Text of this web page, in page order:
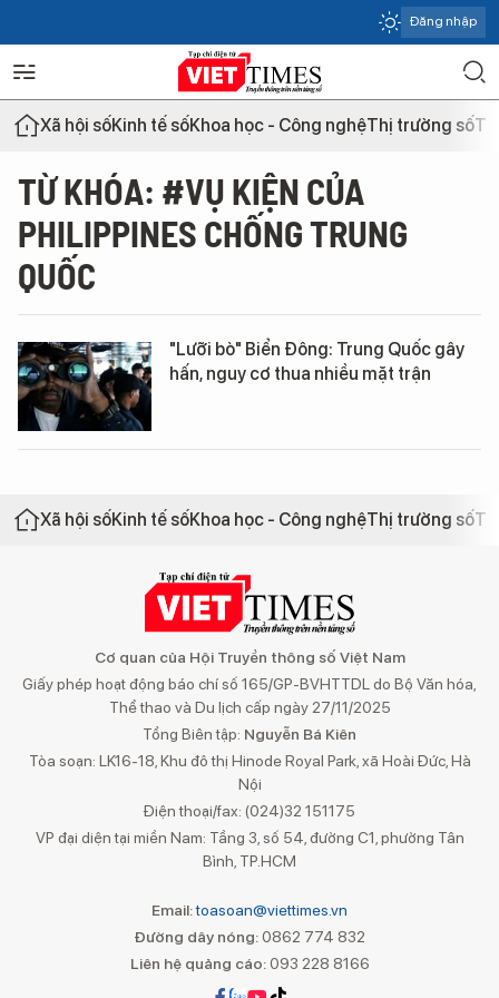
Đăng nhập
Xã hội sốKinh tế sốKhoa học - Công nghệThị trường số
TỪ KHÓA: #VỤ KIỆN CỦA
PHILIPPINES CHỐNG TRUNG
QUỐC
"Lưỡi bò" Biển Đông: Trung Quốc gây
hấn, nguy cơ thua nhiều mặt trận
Xã hội sốKinh tế sốKhoa học - Công nghệThị trường số
Cơ quan của Hội Truyền thông số Việt Nam
Giấy phép hoạt động báo chí số 165/GP-BVHTTDL do Bộ Văn hóa,
Thể thao và Du lịch cấp ngày 27/11/2025
Tổng Biên tập: Nguyễn Bá Kiên
Tòa soạn: LK16-18, Khu đô thị Hinode Royal Park, xã Hoài Đức, Hà
Nội
Điện thoại/fax: (024)32 151175
VP đại diện tại miền Nam: Tầng 3, số 54, đường C1, phường Tân
Bình, TP.HCM
Email:toasoan@viettimes.vn
Đường dây nóng: 0862 774 832
Liên hệ quảng cáo:093 228 8166